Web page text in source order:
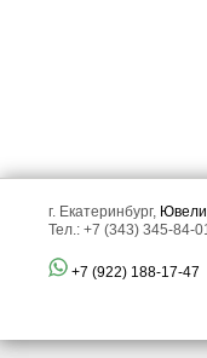
г. Екатеринбург,
Тел.: +7 (343) 345-84-
+7 (922) 188-17-47